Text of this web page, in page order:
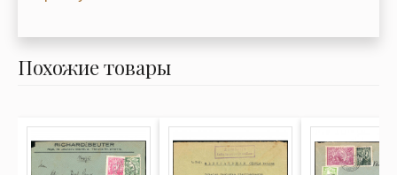
Похожие товары